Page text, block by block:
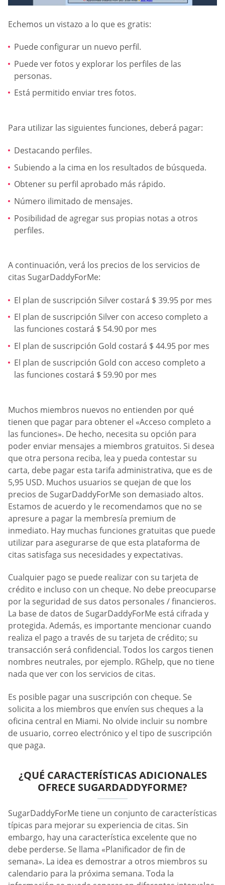
Echemos un vistazo a lo que es gratis:
Puede configurar un nuevo perfil.
Puede ver fotos y explorar los perfiles de las
personas.
Está permitido enviar tres fotos.
Para utilizar las siguientes funciones, deberá pagar:
Destacando perfiles.
Subiendo a la cima en los resultados de búsqueda.
Obtener su perfil aprobado más rápido.
Número ilimitado de mensajes.
Posibilidad de agregar sus propias notas a otros
perfiles.
A continuación, verá los precios de los servicios de
citas SugarDaddyForMe:
El plan de suscripción Silver costará $ 39.95 por mes
El plan de suscripción Silver con acceso completo a
las funciones costará $ 54.90 por mes
El plan de suscripción Gold costará $ 44.95 por mes
El plan de suscripción Gold con acceso completo a
las funciones costará $ 59.90 por mes
Muchos miembros nuevos no entienden por qué
tienen que pagar para obtener el «Acceso completo a
las funciones». De hecho, necesita su opción para
poder enviar mensajes a miembros gratuitos. Si desea
que otra persona reciba, lea y pueda contestar su
carta, debe pagar esta tarifa administrativa, que es de
5,95 USD. Muchos usuarios se quejan de que los
precios de SugarDaddyForMe son demasiado altos.
Estamos de acuerdo y le recomendamos que no se
apresure a pagar la membresía premium de
inmediato. Hay muchas funciones gratuitas que puede
utilizar para asegurarse de que esta plataforma de
citas satisfaga sus necesidades y expectativas.
Cualquier pago se puede realizar con su tarjeta de
crédito e incluso con un cheque. No debe preocuparse
por la seguridad de sus datos personales / financieros.
La base de datos de SugarDaddyForMe está cifrada y
protegida. Además, es importante mencionar cuando
realiza el pago a través de su tarjeta de crédito; su
transacción será confidencial. Todos los cargos tienen
nombres neutrales, por ejemplo. RGhelp, que no tiene
nada que ver con los servicios de citas.
Es posible pagar una suscripción con cheque. Se
solicita a los miembros que envíen sus cheques a la
oficina central en Miami. No olvide incluir su nombre
de usuario, correo electrónico y el tipo de suscripción
que paga.
¿QUÉ CARACTERÍSTICAS ADICIONALES
OFRECE SUGARDADDYFORME?
SugarDaddyForMe tiene un conjunto de características
típicas para mejorar su experiencia de citas. Sin
embargo, hay una característica excelente que no
debe perderse. Se llama «Planificador de fin de
semana». La idea es demostrar a otros miembros su
calendario para la próxima semana. Toda la